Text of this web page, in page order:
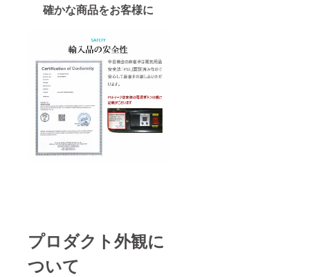
確かな商品をお客様に
プロダクト外観に
ついて